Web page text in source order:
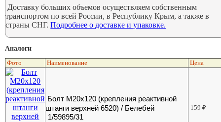
Доставку больших объемов осуществляем собственным
транспортом по всей России, в Республику Крым, а также в
страны СНГ.Подробнее о доставке и упаковке.
Аналоги
Фото Наименование Цена
Болт М20х120 (крепления реактивной
штанги верхней 6520) / Белебей
1/59895/31
159₽